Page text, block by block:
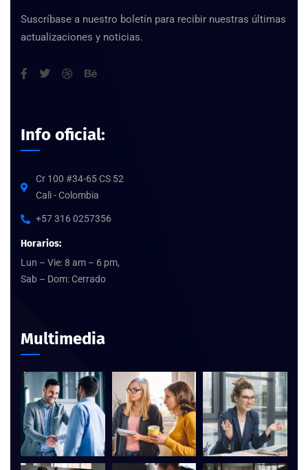
Suscríbase a nuestro boletín para recibir nuestras últimas
actualizaciones y noticias.
Info oficial:
Cr 100 #34-65 CS 52
Cali - Colombia
+57 316 0257356
Horarios:
Lun – Vie: 8 am – 6 pm,
Sab – Dom: Cerrado
Multimedia